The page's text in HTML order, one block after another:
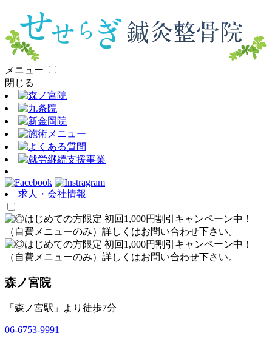
メニュー
閉じる
求人・会社情報
森ノ宮院
「森ノ宮駅」より徒歩7分
06-6753-9991